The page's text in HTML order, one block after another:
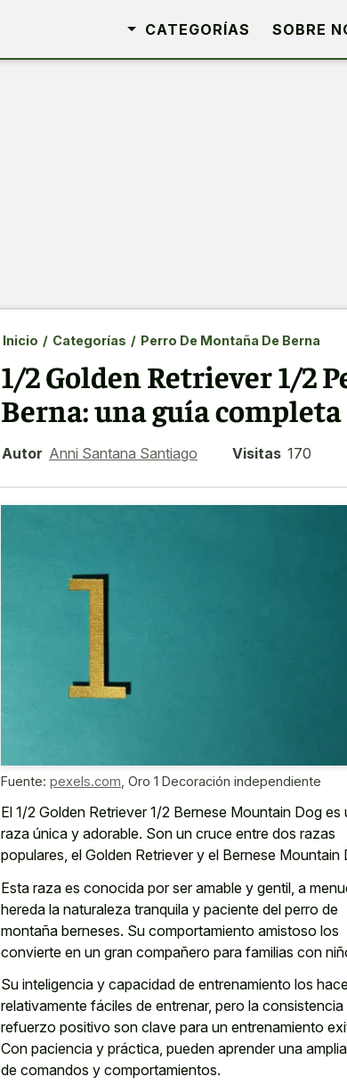
CATEGORÍAS SOBRE
Inicio / Categorías / Perro De Montaña De Berna
1/2 Golden Retriever 1/2
Berna: una guía completa
Autor Anni Santana Santiago Visitas 170
Fuente: pexels.com Oro 1 Decoración independiente
El 1/2 Golden Retriever 1/2 Bernese Mountain Dog es
raza única y adorable. Son un cruce entre dos razas
populares, el Golden Retriever y el Bernese Mountain
Esta raza es conocida por ser amable y gentil, a
hereda la naturaleza tranquila y paciente del perro de
montaña berneses. Su comportamiento amistoso los
convierte en un gran compañero para familias con
Su inteligencia y capacidad de entrenamiento los
relativamente fáciles de entrenar, pero la consistencia
refuerzo positivo son clave para un entrenamiento
Con paciencia y práctica, pueden aprender una
de comandos y comportamientos.